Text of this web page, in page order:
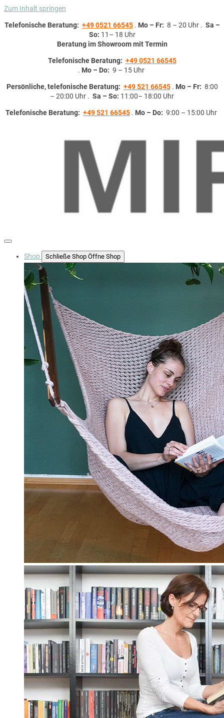
Zum Inhalt springen
Telefonische Beratung: +49 0521 66545. Mo – Fr: 8 – 20 Uhr . Sa –
So: 11– 18 Uhr
Beratung im Showroom mit Termin
Telefonische Beratung: +49 0521 66545
. Mo – Do: 9 – 15 Uhr
Persönliche, telefonische Beratung: +49 521 66545. Mo – Fr: 8:00
– 20:00 Uhr . Sa – So: 11:00– 18:00 Uhr
Telefonische Beratung: +49 521 66545 . Mo – Do: 9:00 – 15:00 Uhr
Shop Schließe Shop Öffne Shop